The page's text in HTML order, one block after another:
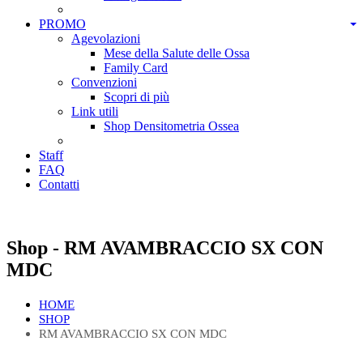
PROMO
Agevolazioni
Mese della Salute delle Ossa
Family Card
Convenzioni
Scopri di più
Link utili
Shop Densitometria Ossea
Staff
FAQ
Contatti
Shop - RM AVAMBRACCIO SX CON
MDC
HOME
SHOP
RM AVAMBRACCIO SX CON MDC